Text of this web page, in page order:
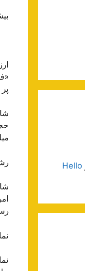
رشد 293 واحدی
Hello